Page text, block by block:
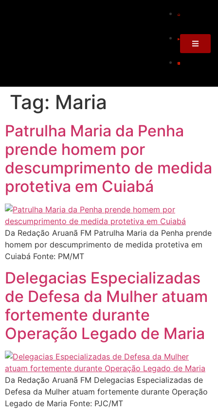
Tag: Maria
Patrulha Maria da Penha
prende homem por
descumprimento de medida
protetiva em Cuiabá
Da Redação Aruanã FM Patrulha Maria da Penha prende
homem por descumprimento de medida protetiva em
Cuiabá Fonte: PM/MT
Delegacias Especializadas
de Defesa da Mulher atuam
fortemente durante
Operação Legado de Maria
Da Redação Aruanã FM Delegacias Especializadas de
Defesa da Mulher atuam fortemente durante Operação
Legado de Maria Fonte: PJC/MT